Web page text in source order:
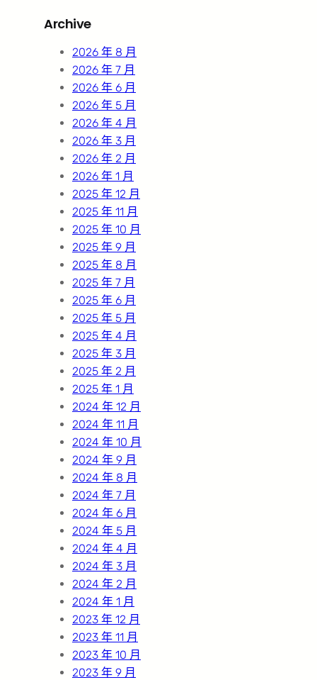
c
Archive
2026 年 8 月
2026 年 7 月
2026 年 6 月
2026 年 5 月
2026 年 4 月
2026 年 3 月
2026 年 2 月
2026 年 1 月
2025 年 12 月
2025 年 11 月
2025 年 10 月
2025 年 9 月
2025 年 8 月
2025 年 7 月
2025 年 6 月
2025 年 5 月
2025 年 4 月
2025 年 3 月
2025 年 2 月
2025 年 1 月
2024 年 12 月
2024 年 11 月
2024 年 10 月
2024 年 9 月
2024 年 8 月
2024 年 7 月
2024 年 6 月
2024 年 5 月
2024 年 4 月
2024 年 3 月
2024 年 2 月
2024 年 1 月
2023 年 12 月
2023 年 11 月
2023 年 10 月
2023 年 9 月